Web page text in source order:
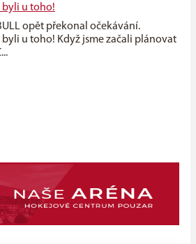
byli u toho!
opět překonal očekávání.
byli u toho! Když jsme začali plánovat